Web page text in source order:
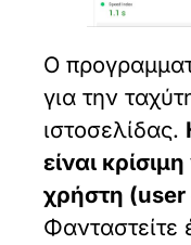
Ο
για την
ιστοσελίδας.
είναι
χρήστη
Φανταστείτε